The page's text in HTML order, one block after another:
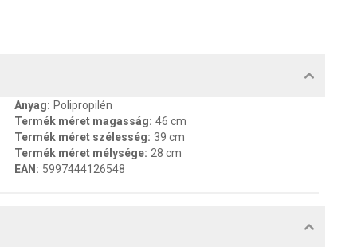
Anyag: Polipropilén
Termék méret magasság: 46 cm
Termék méret szélesség: 39 cm
Termék méret mélysége: 28 cm
EAN : 5997444126548